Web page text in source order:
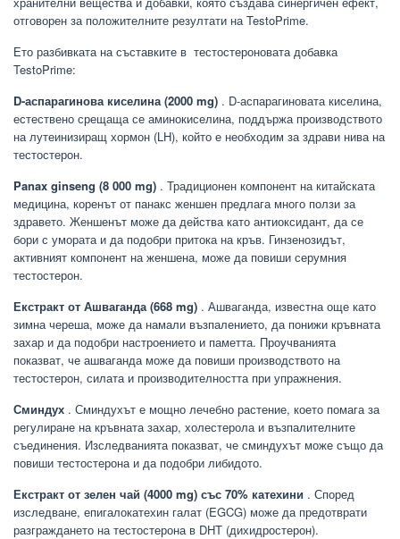
отговорен за положителните резултати на TestoPrime.
Ето разбивката на съставките в тестостероновата добавка
TestoPrime:
D-аспарагинова киселина (2000 mg) . D-аспарагиновата киселина,
естествено срещаща се аминокиселина, поддържа производството
на лутеинизиращ хормон (LH), който е необходим за здрави нива на
тестостерон.
Panax ginseng (8 000 mg) . Традиционен компонент на китайската
медицина, коренът от панакс женшен предлага много ползи за
здравето. Женшенът може да действа като антиоксидант, да се
бори с умората и да подобри притока на кръв. Гинзенозидът,
активният компонент на женшена, може да повиши серумния
тестостерон.
Екстракт от Ашваганда (668 mg) . Ашваганда, известна още като
зимна череша, може да намали възпалението, да понижи кръвната
захар и да подобри настроението и паметта. Проучванията
показват, че ашваганда може да повиши производството на
тестостерон, силата и производителността при упражнения.
Сминдух . Сминдухът е мощно лечебно растение, което помага за
регулиране на кръвната захар, холестерола и възпалителните
съединения. Изследванията показват, че сминдухът може също да
повиши тестостерона и да подобри либидото.
Екстракт от зелен чай (4000 mg) със 70% катехини . Според
изследване, епигалокатехин галат (EGCG) може да предотврати
разграждането на тестостерона в DHT (дихидростерон).